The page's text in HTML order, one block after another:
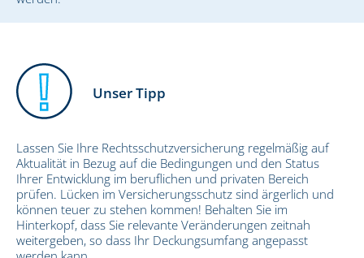
Unser Tipp
Lassen Sie Ihre Rechtsschutzversicherung regelmäßig auf
Aktualität in Bezug auf die Bedingungen und den Status
Ihrer Entwicklung im beruflichen und privaten Bereich
prüfen. Lücken im Versicherungsschutz sind ärgerlich und
können teuer zu stehen kommen! Behalten Sie im
Hinterkopf, dass Sie relevante Veränderungen zeitnah
weitergeben, so dass Ihr Deckungsumfang angepasst